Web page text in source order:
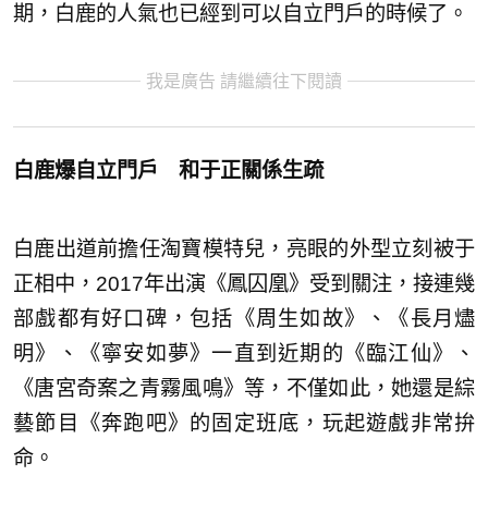
期，白鹿的人氣也已經到可以自立門戶的時候了。
我是廣告 請繼續往下閱讀
白鹿爆自立門戶 和于正關係生疏
白鹿出道前擔任淘寶模特兒，亮眼的外型立刻被于
正相中，2017年出演《鳳囚凰》受到關注，接連幾
部戲都有好口碑，包括《周生如故》、《長月燼
明》、《寧安如夢》一直到近期的《臨江仙》、
《唐宮奇案之青霧風鳴》等，不僅如此，她還是綜
藝節目《奔跑吧》的固定班底，玩起遊戲非常拚
命。